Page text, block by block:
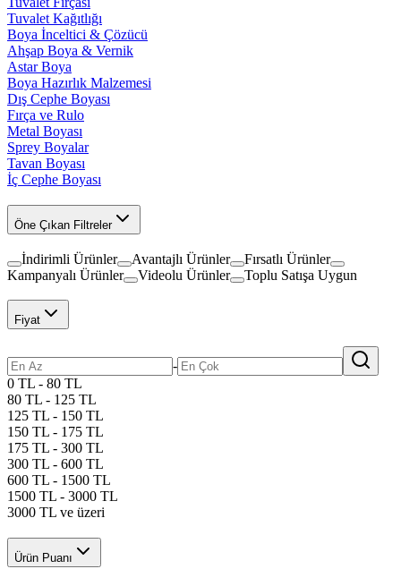
Tuvalet Kağıtlığı
Boya İnceltici & Çözücü
Ahşap Boya & Vernik
Astar Boya
Boya Hazırlık Malzemesi
Dış Cephe Boyası
Fırça ve Rulo
Metal Boyası
Sprey Boyalar
Tavan Boyası
İç Cephe Boyası
Öne Çıkan Filtreler
İndirimli Ürünler Avantajlı Ürünler
Fırsatlı Ürünler
Kampanyalı Ürünler
Videolu Ürünler Toplu Satışa Uygun
Fiyat
-
0 TL - 80 TL
80 TL - 125 TL
125 TL - 150 TL
150 TL - 175 TL
175 TL - 300 TL
300 TL - 600 TL
600 TL - 1500 TL
1500 TL - 3000 TL
3000 TL ve üzeri
Ürün Puanı